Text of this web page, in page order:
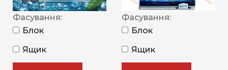
Фасування:
Блок
Ящик
Фасування:
Блок
Ящик